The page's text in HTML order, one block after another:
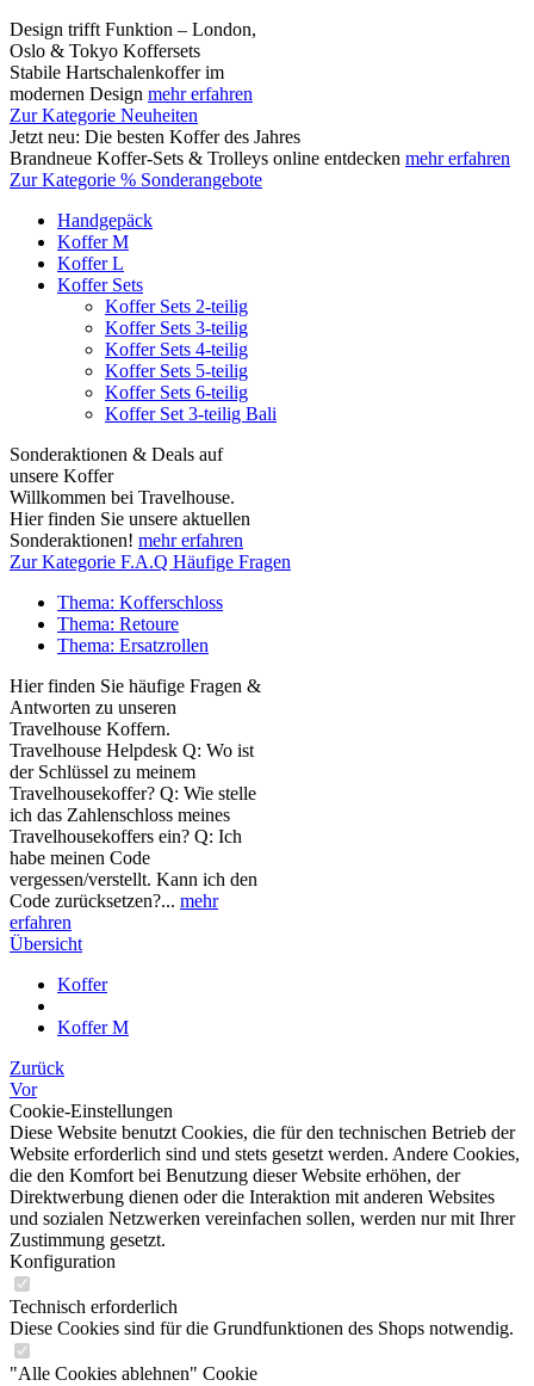
Design trifft Funktion – London,
Oslo & Tokyo Koffersets
Stabile Hartschalenkoffer im
modernen Design mehr erfahren
Zur Kategorie Neuheiten
Jetzt neu: Die besten Koffer des Jahres
Brandneue Koffer-Sets & Trolleys online entdecken mehr erfahren
Zur Kategorie % Sonderangebote
Handgepäck
Koffer M
Koffer L
Koffer Sets
Koffer Sets 2-teilig
Koffer Sets 3-teilig
Koffer Sets 4-teilig
Koffer Sets 5-teilig
Koffer Sets 6-teilig
Koffer Set 3-teilig Bali
Sonderaktionen & Deals auf
unsere Koffer
Willkommen bei Travelhouse.
Hier finden Sie unsere aktuellen
Sonderaktionen! mehr erfahren
Zur Kategorie F.A.Q Häufige Fragen
Thema: Kofferschloss
Thema: Retoure
Thema: Ersatzrollen
Hier finden Sie häufige Fragen &
Antworten zu unseren
Travelhouse Koffern.
Travelhouse Helpdesk Q: Wo ist
der Schlüssel zu meinem
Travelhousekoffer? Q: Wie stelle
ich das Zahlenschloss meines
Travelhousekoffers ein? Q: Ich
habe meinen Code
vergessen/verstellt. Kann ich den
Code zurücksetzen?... mehr
erfahren
Übersicht
Koffer
Koffer M
Zurück
Vor
Cookie-Einstellungen
Diese Website benutzt Cookies, die für den technischen Betrieb der
Website erforderlich sind und stets gesetzt werden. Andere Cookies,
die den Komfort bei Benutzung dieser Website erhöhen, der
Direktwerbung dienen oder die Interaktion mit anderen Websites
und sozialen Netzwerken vereinfachen sollen, werden nur mit Ihrer
Zustimmung gesetzt.
Konfiguration
Technisch erforderlich
Diese Cookies sind für die Grundfunktionen des Shops notwendig.
"Alle Cookies ablehnen" Cookie